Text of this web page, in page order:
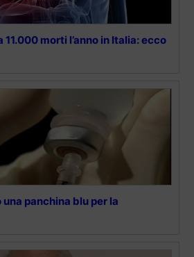
morti l’anno in Italia: ecco
panchina blu per la